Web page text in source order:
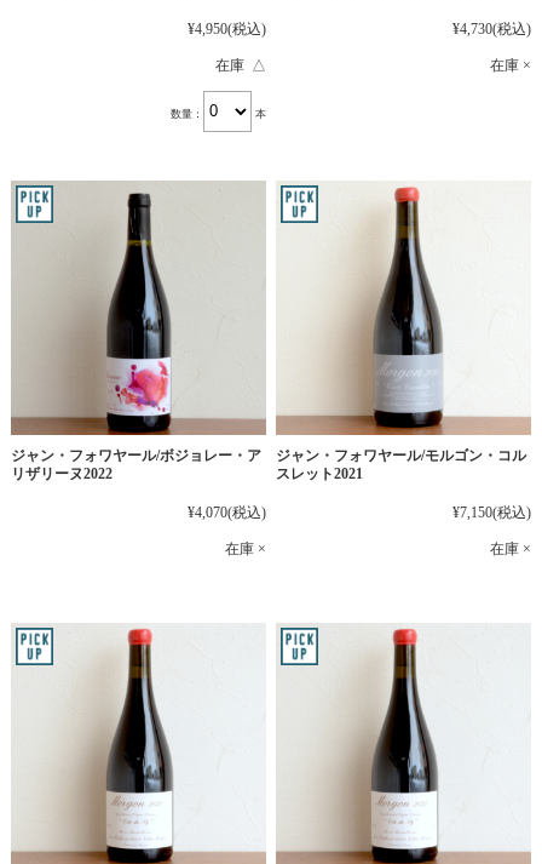
¥4,950(税込)
在庫 △
数量： 本
¥4,730(税込)
在庫 ×
ジャン・フォワヤール/ボジョレー・ア
リザリーヌ2022
¥4,070(税込)
在庫 ×
ジャン・フォワヤール/モルゴン・コル
スレット2021
¥7,150(税込)
在庫 ×